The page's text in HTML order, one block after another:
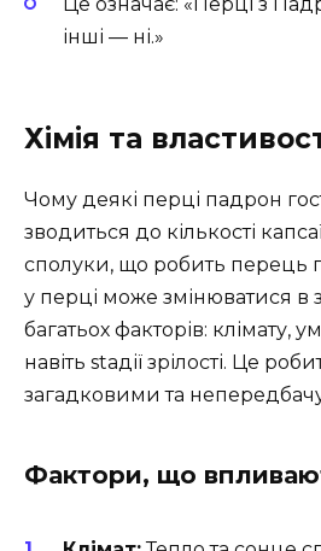
Це означає: «Перці з
інші — ні.»
Хімія та
Чому деякі перці падрон
зводиться до кількості
сполуки, що робить перець
у перці може змінюватися в
багатьох факторів: клімату,
навіть stадії зрілості. Це
загадковими та
Фактори, що